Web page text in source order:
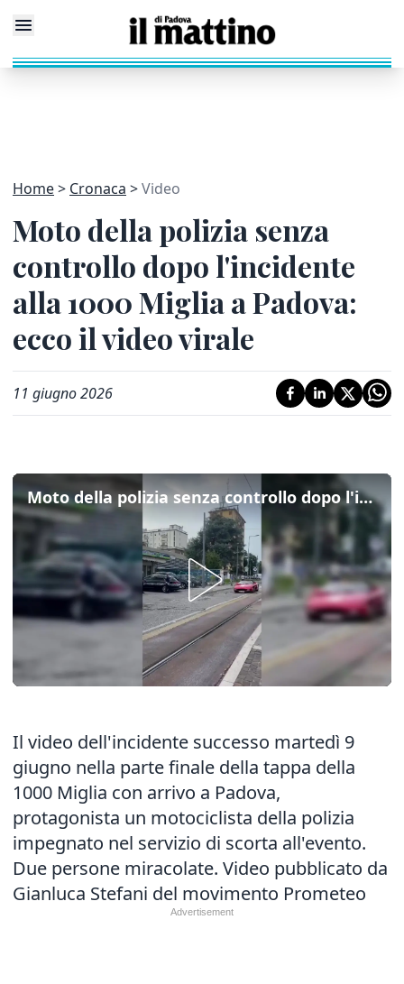
Home Cronaca Video
Moto della polizia senza
controllo dopo l'incidente
alla 1000 Miglia a Padova:
ecco il video virale
11 giugno 2026
Moto della polizia senza controllo dopo l'incidente alla 1000 Miglia a Padova: ecco il video virale
Il video dell'incidente successo martedì 9
giugno nella parte finale della tappa della
1000 Miglia con arrivo a Padova,
protagonista un motociclista della polizia
impegnato nel servizio di scorta all'evento.
Due persone miracolate. Video pubblicato da
Gianluca Stefani del movimento Prometeo